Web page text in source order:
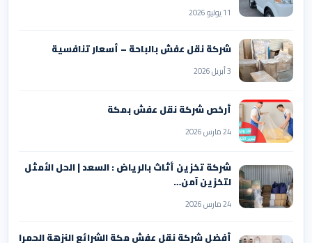
11 يوليو 2026
شركة نقل عفش بالباحة – أسعار تنافسية
3 أبريل 2026
أرخص شركة نقل عفش بمكة
24 مارس 2026
شركة تخزين أثاث بالرياض : السعد | الحل الأمثل
لتخزين آمن…
24 مارس 2026
أفضل شركة نقل عفش مكة الشرائع النزهة الحمرا